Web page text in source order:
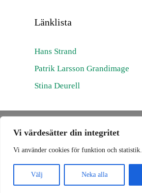
Vi värdesätter din integritet
Vi använder cookies för funktion och statistik.
Välj Neka alla
Länklista
Hans Strand
Patrik Larsson Grandimage
Stina Deurell
Integritetspolicy